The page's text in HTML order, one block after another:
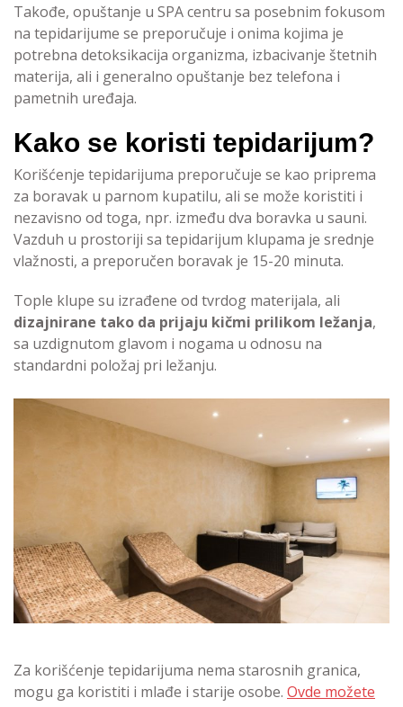
Takođe, opuštanje u SPA centru sa posebnim fokusom
na tepidarijume se preporučuje i onima kojima je
potrebna detoksikacija organizma, izbacivanje štetnih
materija, ali i generalno opuštanje bez telefona i
pametnih uređaja.
Kako se koristi tepidarijum?
Korišćenje tepidarijuma preporučuje se kao priprema
za boravak u parnom kupatilu, ali se može koristiti i
nezavisno od toga, npr. između dva boravka u sauni.
Vazduh u prostoriji sa tepidarijum klupama je srednje
vlažnosti, a preporučen boravak je 15-20 minuta.
Tople klupe su izrađene od tvrdog materijala, ali
dizajnirane tako da prijaju kičmi prilikom ležanja,
sa uzdignutom glavom i nogama u odnosu na
standardni položaj pri ležanju.
Za korišćenje tepidarijuma nema starosnih granica,
mogu ga koristiti i mlađe i starije osobe. Ovde možete